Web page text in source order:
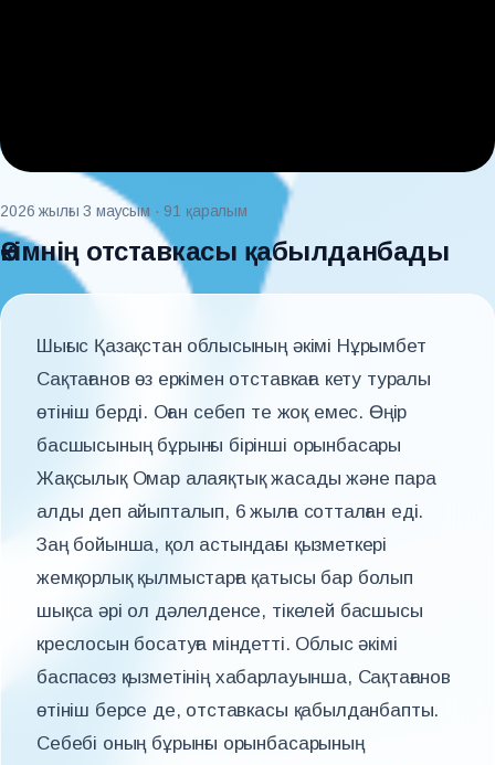
2026 жылғы 3 маусым · 91 қаралым
Әкімнің отставкасы қабылданбады
Шығыс Қазақстан облысының әкімі Нұрымбет
Сақтағанов өз еркімен отставкаға кету туралы
өтініш берді. Оған себеп те жоқ емес. Өңір
басшысының бұрынғы бірінші орынбасары
Жақсылық Омар алаяқтық жасады және пара
алды деп айыпталып, 6 жылға сотталған еді.
Заң бойынша, қол астындағы қызметкері
жемқорлық қылмыстарға қатысы бар болып
шықса әрі ол дәлелденсе, тікелей басшысы
креслосын босатуға міндетті. Облыс әкімі
баспасөз қызметінің хабарлауынша, Сақтағанов
өтініш берсе де, отставкасы қабылданбапты.
Себебі оның бұрынғы орынбасарының